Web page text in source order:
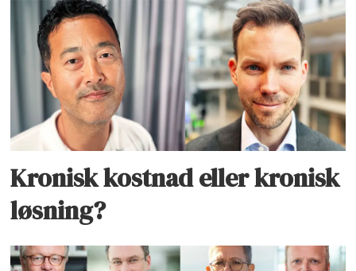
Kronisk kostnad eller kronisk
løsning?